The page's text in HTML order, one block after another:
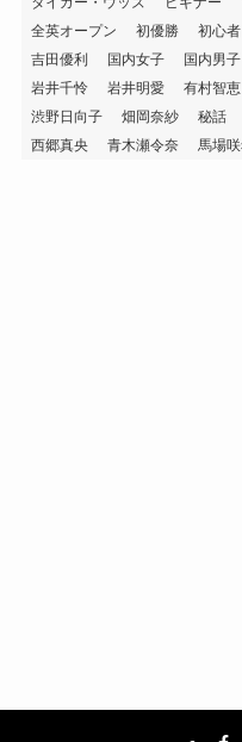
全英オープン
初優勝 初心者
吉田優利
国内女子 国内男子
岩井千怜
岩井明愛 有村智恵
渋野日向子
畑岡奈紗 秘話
西郷真央
青木瀬令奈 馬場